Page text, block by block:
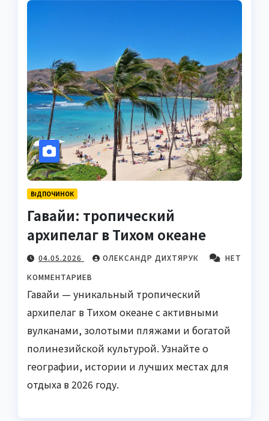
ВІДПОЧИНОК
Гавайи: тропический
архипелаг в Тихом океане
04.05.2026 ОЛЕКСАНДР ДИХТЯРУК
НЕТ
КОММЕНТАРИЕВ
Гавайи — уникальный тропический
архипелаг в Тихом океане с активными
вулканами, золотыми пляжами и богатой
полинезийской культурой. Узнайте о
географии, истории и лучших местах для
отдыха в 2026 году.